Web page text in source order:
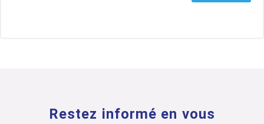
Restez informé en vous